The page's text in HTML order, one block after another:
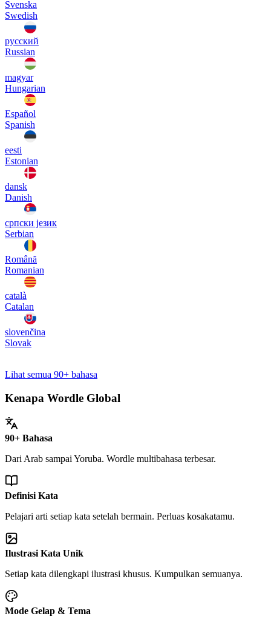
Svenska
Swedish
русский
Russian
magyar
Hungarian
Español
Spanish
eesti
Estonian
dansk
Danish
српски језик
Serbian
Română
Romanian
català
Catalan
slovenčina
Slovak
Lihat semua 90+ bahasa
Kenapa Wordle Global
90+ Bahasa
Dari Arab sampai Yoruba. Wordle multibahasa terbesar.
Definisi Kata
Pelajari arti setiap kata setelah bermain. Perluas kosakatamu.
Ilustrasi Kata Unik
Setiap kata dilengkapi ilustrasi khusus. Kumpulkan semuanya.
Mode Gelap & Tema